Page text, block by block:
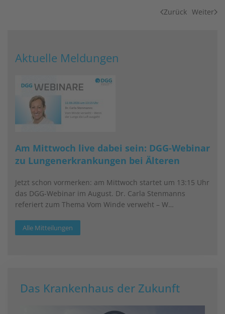
Zurück Weiter
Aktuelle Meldungen
Am Mittwoch live dabei sein: DGG-Webinar
zu Lungenerkrankungen bei Älteren
Jetzt schon vormerken: am Mittwoch startet um 13:15 Uhr
das DGG-Webinar im August. Dr. Carla Stenmanns
referiert zum Thema Vom Winde verweht – W…
Alle Mitteilungen
Das Krankenhaus der Zukunft